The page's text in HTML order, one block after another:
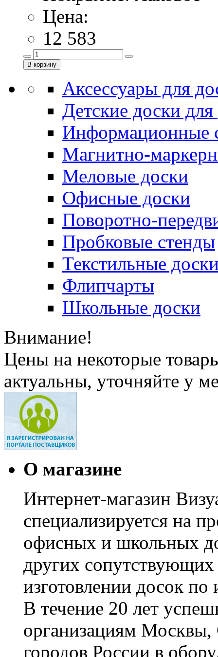
Цена:
12 583
Аксессуары для
Детские доски
Информационные
Магнитно-
Меловые доски
Офисные доски
Поворотно-
Пробковые стенды
Текстильные
Флипчарты
Школьные доски
Внимание!
Цены на некоторые
актуальны, уточняйте у
О магазине
Интернет-магазин
специализируется на
офисных и школьных
других сопутствующих
изготовлении досок по
В течение 20 лет
организациям Москвы,
городов России в